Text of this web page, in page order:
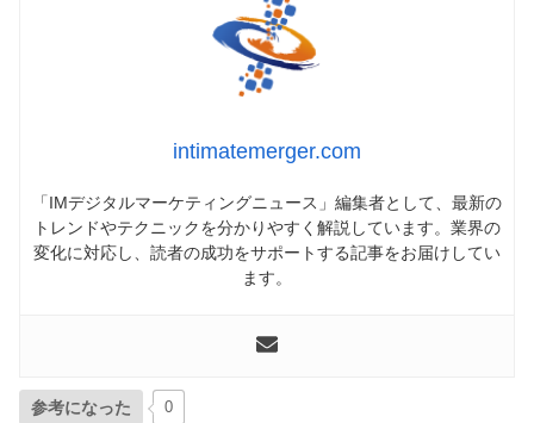
intimatemerger.com
「IMデジタルマーケティングニュース」編集者として、最新の
トレンドやテクニックを分かりやすく解説しています。業界の
変化に対応し、読者の成功をサポートする記事をお届けしてい
ます。
参考になった 0